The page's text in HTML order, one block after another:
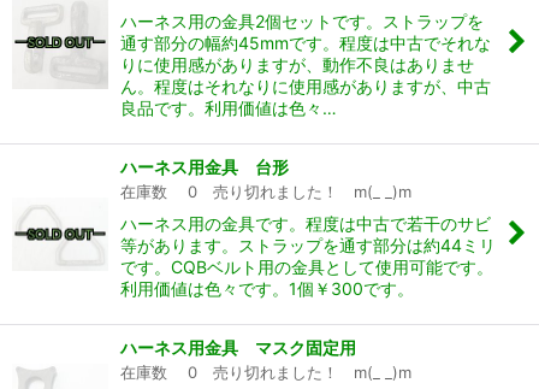
ハーネス用の金具2個セットです。ストラップを
通す部分の幅約45mmです。程度は中古でそれな
りに使用感がありますが、動作不良はありませ
ん。程度はそれなりに使用感がありますが、中古
良品です。利用価値は色々…
ハーネス用金具 台形
在庫数 0 売り切れました！ m(_ _)m
ハーネス用の金具です。程度は中古で若干のサビ
等があります。ストラップを通す部分は約44ミリ
です。CQBベルト用の金具として使用可能です。
利用価値は色々です。1個￥300です。
ハーネス用金具 マスク固定用
在庫数 0 売り切れました！ m(_ _)m